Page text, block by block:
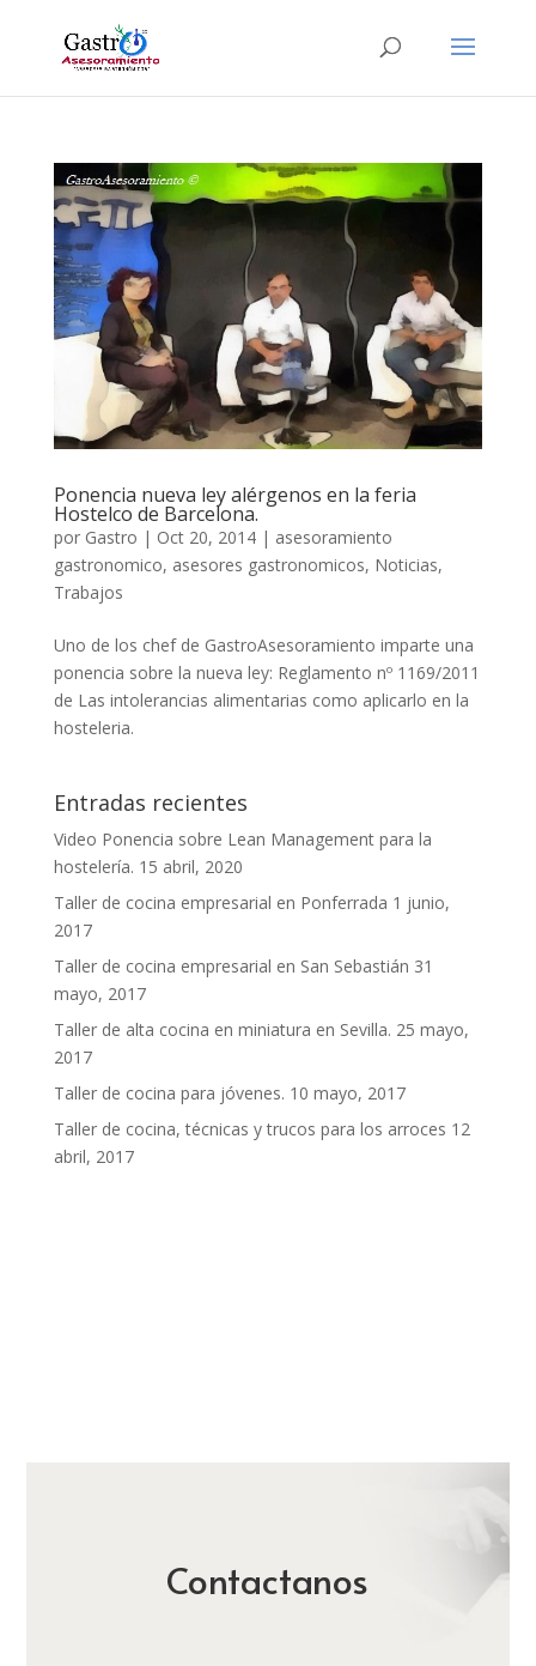
Ponencia nueva ley alérgenos en la feria
Hostelco de Barcelona.
por Gastro | Oct 20, 2014| asesoramiento
gastronomico, asesores gastronomicos, Noticias,
Trabajos
Uno de los chef de GastroAsesoramiento imparte una
ponencia sobre la nueva ley: Reglamento nº 1169/2011
de Las intolerancias alimentarias como aplicarlo en la
hosteleria.
Entradas recientes
Video Ponencia sobre Lean Management para la
hostelería. 15 abril, 2020
Taller de cocina empresarial en Ponferrada 1 junio,
2017
Taller de cocina empresarial en San Sebastián 31
mayo, 2017
Taller de alta cocina en miniatura en Sevilla. 25 mayo,
2017
Taller de cocina para jóvenes. 10 mayo, 2017
Taller de cocina, técnicas y trucos para los arroces 12
abril, 2017
Contactanos